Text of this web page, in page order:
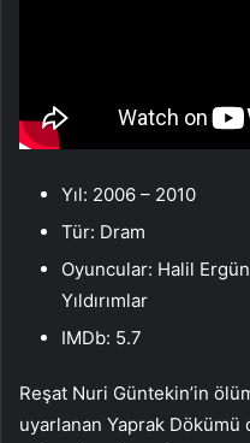
Yıl: 2006 – 2010
Tür: Dram
Oyuncular: Halil
Yıldırımlar
IMDb: 5.7
Reşat Nuri Güntekin’in
uyarlanan Yaprak Dökümü